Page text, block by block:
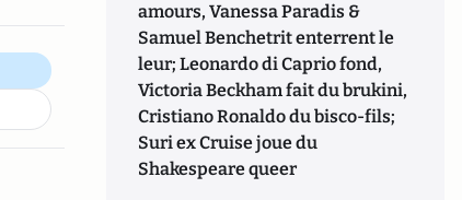
amours, Vanessa Paradis &
Samuel Benchetrit enterrent le
leur; Leonardo di Caprio fond,
Victoria Beckham fait du brukini,
Cristiano Ronaldo du bisco-fils;
Suri ex Cruise joue du
Shakespeare queer